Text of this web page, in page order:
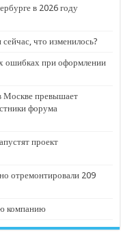
в 2026 году
что изменилось?
ошибках при оформлении
Москве превышает
форума
проект
отремонтировали 209
компанию